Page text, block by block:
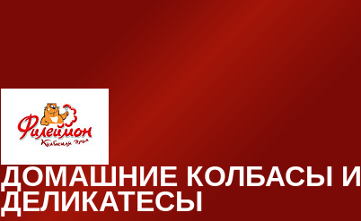
ДОМАШНИЕ КОЛБАСЫ И
ДЕЛИКАТЕСЫ